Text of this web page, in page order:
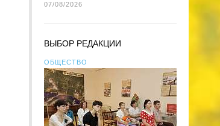
07/08/2026
ВЫБОР РЕДАКЦИИ
ОБЩЕСТВО